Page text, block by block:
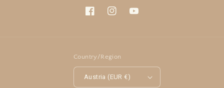
FacebookInstagramYouTube
Country/Region
Austria (EUR €)